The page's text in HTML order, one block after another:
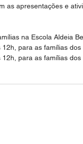
as apresentações e
das Famílias na Escola
para as famílias
para as famílias